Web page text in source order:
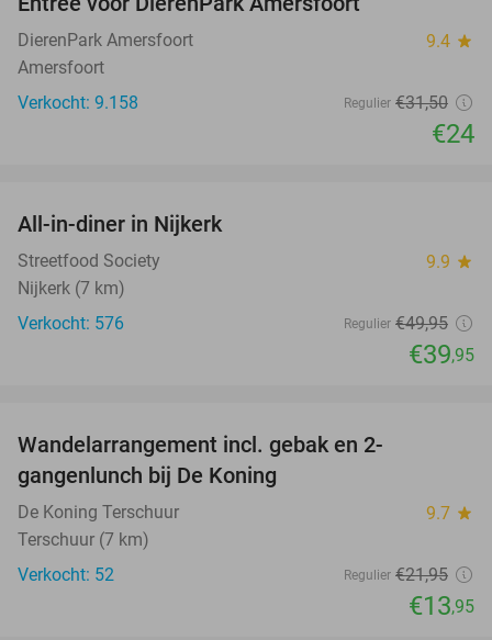
DierenPark Amersfoort 9.4 star
Amersfoort
Verkocht: 9.158
Regulier €31,50
€24
All-in-diner in Nijkerk
Streetfood Society 9.9 star
Nijkerk (7 km)
Verkocht: 576
Regulier €49,95
€39,95
Wandelarrangement incl. gebak en 2-
gangenlunch bij De Koning
De Koning Terschuur 9.7 star
Terschuur (7 km)
Verkocht: 52
Regulier €21,95
€13,95